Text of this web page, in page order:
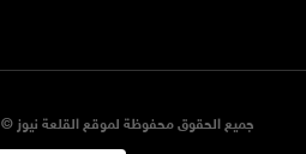
جميع الحقوق محفوظة لموقع القلعة نيوز © 2021